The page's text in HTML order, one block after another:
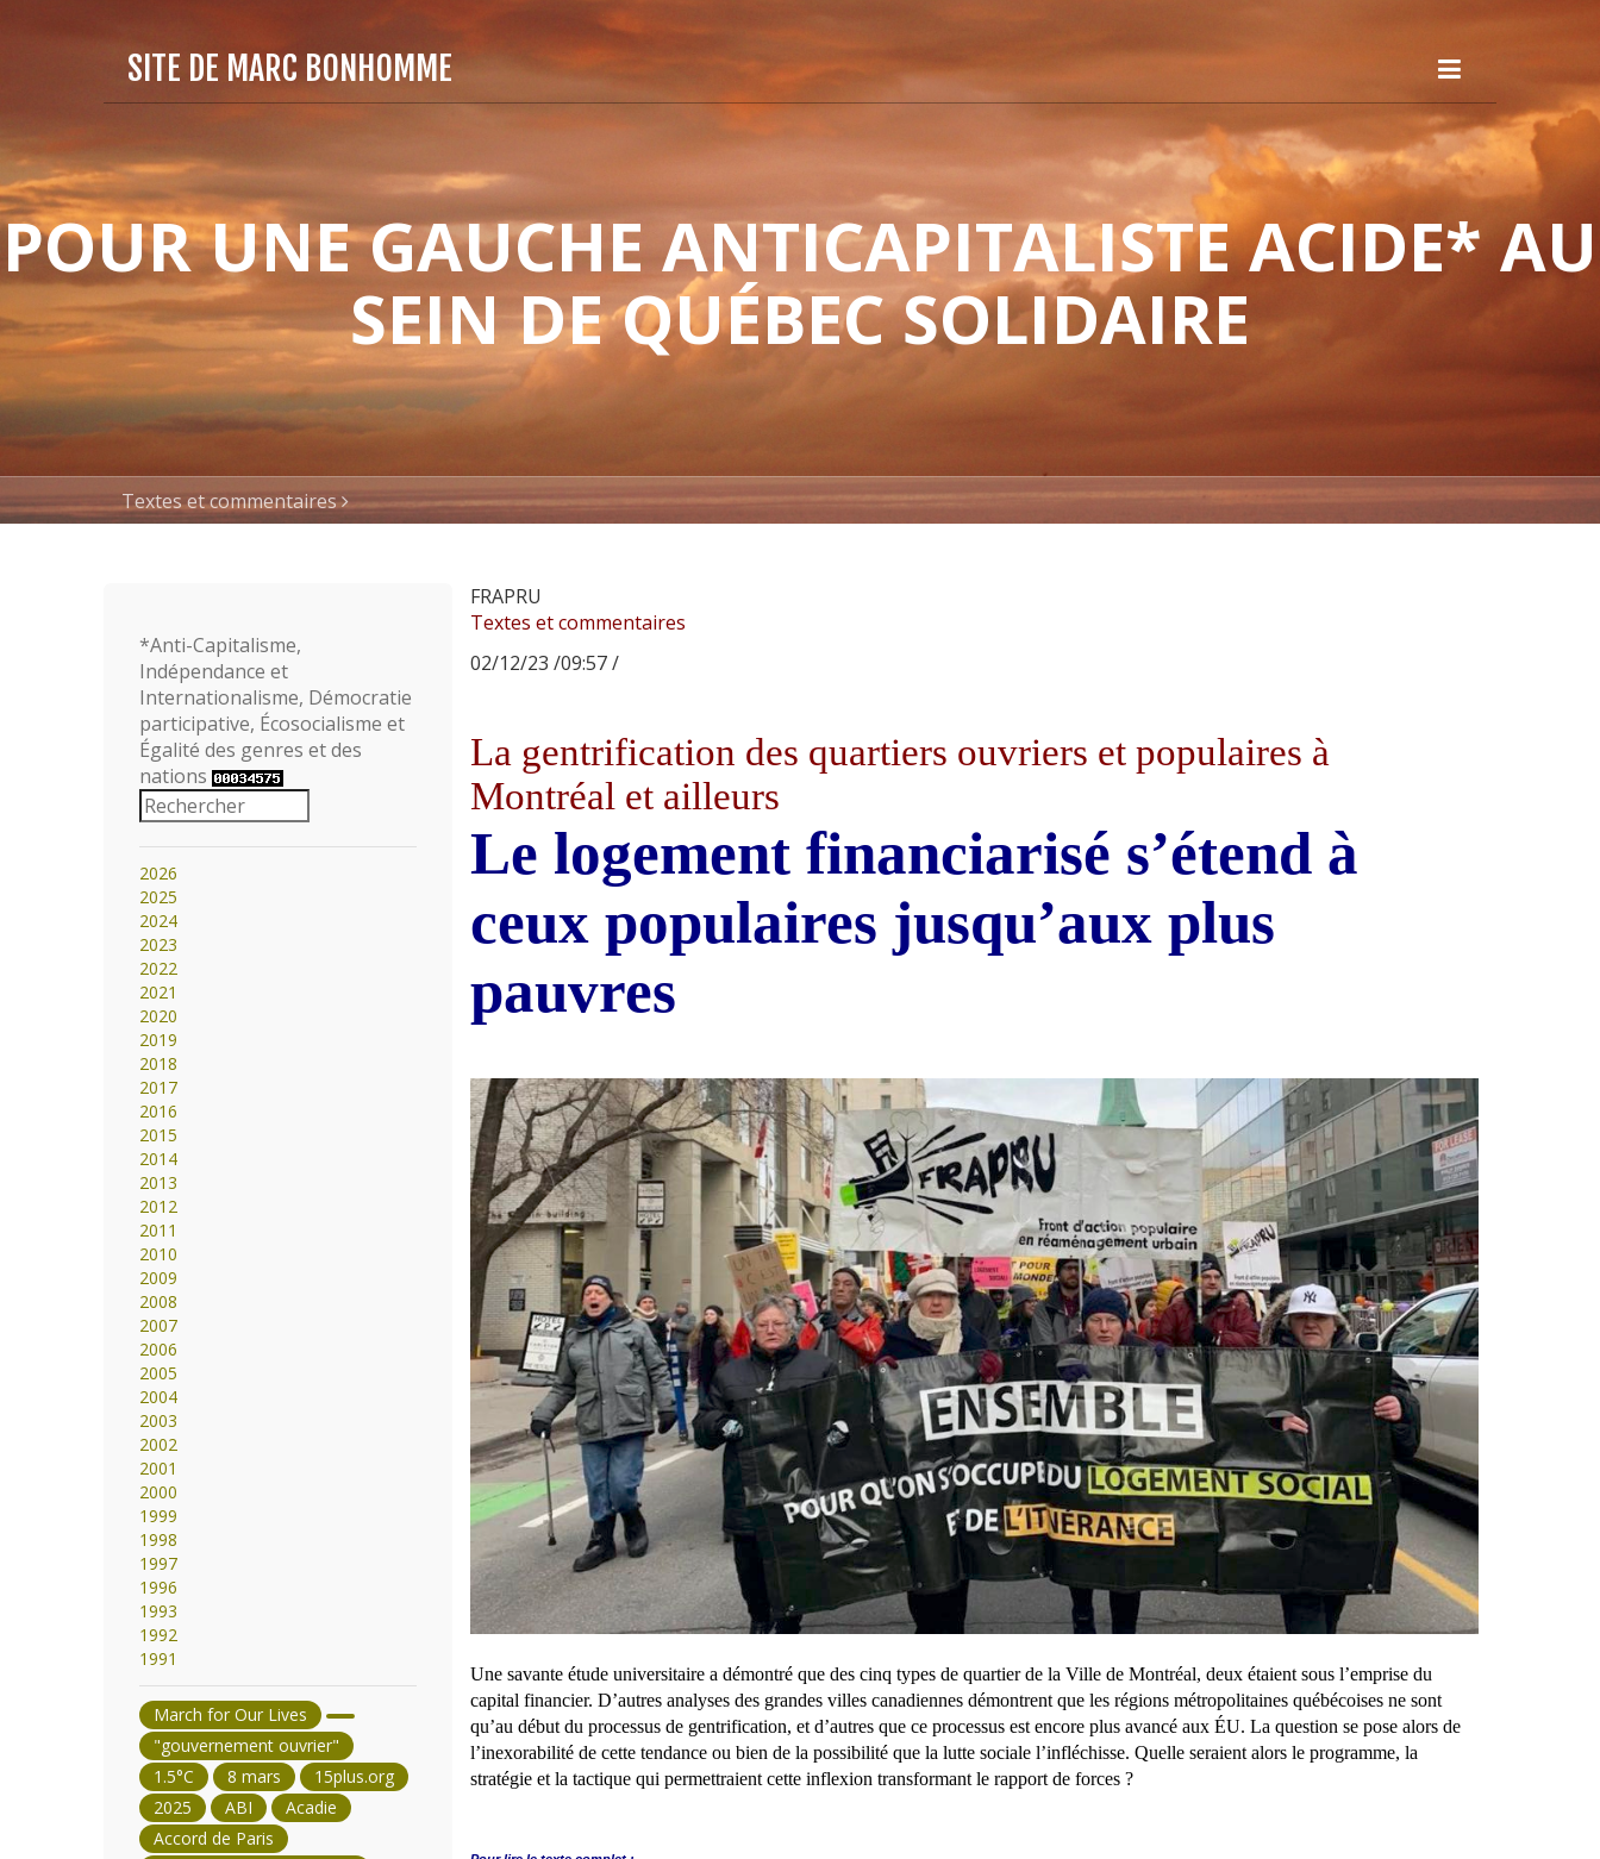
SITE DE MARC BONHOMME
POUR UNE GAUCHE ANTICAPITALISTE ACIDE* AU
SEIN DE QUÉBEC SOLIDAIRE
Textes et commentaires
FRAPRU
Textes et commentaires
02/12/23 /09:57 /
La gentrification des quartiers ouvriers et populaires à
Montréal et ailleurs
Le logement financiarisé s’étend à
ceux populaires jusqu’aux plus
pauvres
Une savante étude universitaire a démontré que des cinq types de quartier de la Ville de Montréal, deux étaient sous l’emprise du
capital financier. D’autres analyses des grandes villes canadiennes démontrent que les régions métropolitaines québécoises ne sont
qu’au début du processus de gentrification, et d’autres que ce processus est encore plus avancé aux ÉU. La question se pose alors de
l’inexorabilité de cette tendance ou bien de la possibilité que la lutte sociale l’infléchisse. Quelle seraient alors le programme, la
stratégie et la tactique qui permettraient cette inflexion transformant le rapport de forces ?
*Anti-Capitalisme,
Indépendance et
Internationalisme, Démocratie
participative, Écosocialisme et
Égalité des genres et des
nations
2026
2025
2024
2023
2022
2021
2020
2019
2018
2017
2016
2015
2014
2013
2012
2011
2010
2009
2008
2007
2006
2005
2004
2003
2002
2001
2000
1999
1998
1997
1996
1993
1992
1991
March for Our Lives
"gouvernement ouvrier"
1.5°C
8 mars
15plus.org
2025
ABI
Acadie
Accord de Paris